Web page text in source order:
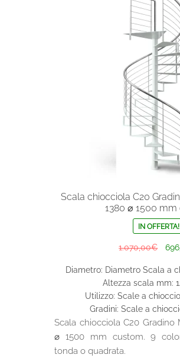
Scala chiocciola C20
1380 ⌀ 1500 mm
IN OFFERTA!
1.070,00€
era:
Diametro: Diametro Scala a
Altezza scala mm:
Utilizzo: Scale a
Gradini: Scale a
Scala chiocciola C20 Gradino
⌀ 1500 mm custom. 9
tonda o quadrata.